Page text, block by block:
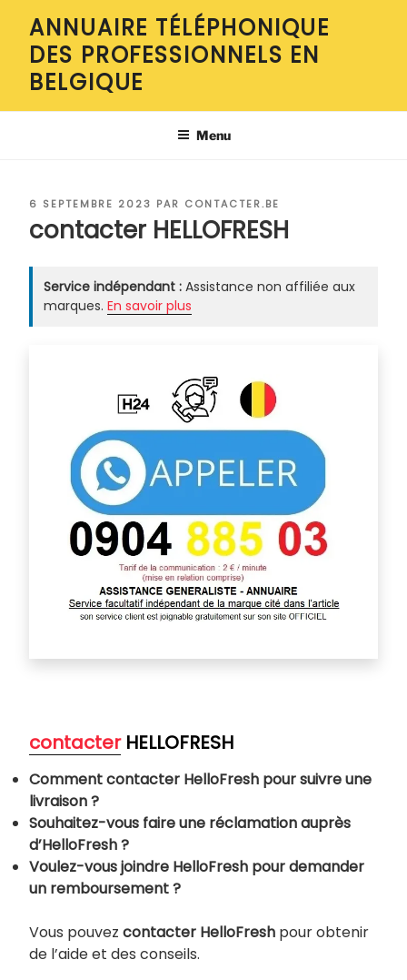
contenu
principal
ANNUAIRE TÉLÉPHONIQUE
DES PROFESSIONNELS EN
BELGIQUE
Menu
PUBLIÉ
6 SEPTEMBRE 2023 PAR CONTACTER.BE
contacter HELLOFRESH
Service indépendant : Assistance non affiliée aux
marques. En savoir plus
contacterHELLOFRESH
Comment contacter HelloFresh pour suivre une
livraison ?
Souhaitez-vous faire une réclamation auprès
d’HelloFresh ?
Voulez-vous joindre HelloFresh pour demander
un remboursement ?
Vous pouvez contacter HelloFresh pour obtenir
de l’aide et des conseils.